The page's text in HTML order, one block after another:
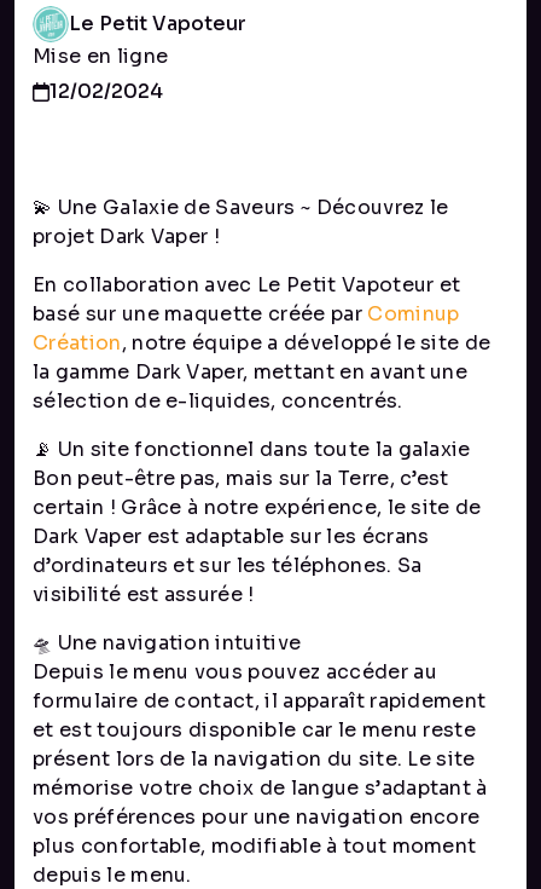
Le Petit Vapoteur
Mise en ligne
12/02/2024
💫 Une Galaxie de Saveurs ~ Découvrez le
projet Dark Vaper !
En collaboration avec Le Petit Vapoteur et
basé sur une maquette créée par Cominup
Création, notre équipe a développé le site de
la gamme Dark Vaper, mettant en avant une
sélection de e-liquides, concentrés.
📡 Un site fonctionnel dans toute la galaxie
Bon peut-être pas, mais sur la Terre, c’est
certain ! Grâce à notre expérience, le site de
Dark Vaper est adaptable sur les écrans
d’ordinateurs et sur les téléphones. Sa
visibilité est assurée !
🛸 Une navigation intuitive
Depuis le menu vous pouvez accéder au
formulaire de contact, il apparaît rapidement
et est toujours disponible car le menu reste
présent lors de la navigation du site. Le site
mémorise votre choix de langue s’adaptant à
vos préférences pour une navigation encore
plus confortable, modifiable à tout moment
depuis le menu.